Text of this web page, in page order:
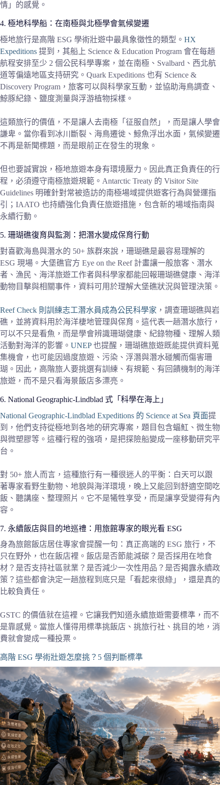
情」的感覺。
4. 極地科學船：在南極與北極學會氣候變遷
極地旅行是高階 ESG 學術壯遊中最具象徵性的類型。 HX
Expeditions 提到，其船上 Science & Education Program 會在每趟
航程安排至少 2 個公民科學專案，並在南極、Svalbard、西北航
道等偏遠地區支持研究。Quark Expeditions 也有 Science &
Discovery Program，旅客可以與科學家互動，並協助海鳥調查、
鯨豚紀錄、鹽度測量與浮游植物採樣。
這類旅行的價值，不是讓人去南極「征服自然」，而是讓人學會
謙卑。當你看到冰川斷裂、海鳥遷徙、鯨魚浮出水面，氣候變遷
不再是新聞標題，而是眼前正在發生的現象。
但也要誠實說，極地旅遊本身有環境壓力。因此真正負責任的行
程，必須遵守南極旅遊規範。Antarctic Treaty 的 Visitor Site
Guidelines 明確針對常被造訪的南極場域提供遊客行為與營運指
引；IAATO 也持續強化負責任旅遊措施，包含新的場域指南與
永續行動。
5. 珊瑚礁復育與監測：把潛水變成保育行動
對喜歡海島與潛水的 50+ 族群來說，珊瑚礁是最容易理解的
ESG 現場。大堡礁官方 Eye on the Reef 計畫讓一般旅客、潛水
者、漁民、海洋旅遊工作者與科學家都能回報珊瑚礁健康、海洋
動物目擊與相關事件，資料可用於理解大堡礁狀況與管理決策。
Reef Check 則訓練志工潛水員成為公民科學家 ，調查珊瑚礁與岩
礁，並將資料用於海洋棲地管理與保育。這代表一趟潛水旅行，
可以不只是看魚，而是學會辨識珊瑚健康、紀錄物種、理解人類
活動對海洋的影響。 UNEP也提醒，珊瑚礁旅遊既能提供資料蒐
集機會，也可能因過度旅遊、污染、浮潛與潛水碰觸而傷害珊
瑚。因此，高階旅人要挑選有訓練、有規範、有回饋機制的海洋
旅遊，而不是只看海景飯店多漂亮。
6. National Geographic-Lindblad 式「科學在海上」
National Geographic-Lindblad Expeditions 的 Science at Sea 頁面提
到，他們支持從極地到各地的研究專案，題目包含蝠魟、微生物
與微塑膠等。這種行程的強項，是把探險船變成一座移動研究平
台。
對 50+ 旅人而言，這種旅行有一種很迷人的平衡：白天可以跟
著專家看野生動物、地貌與海洋環境，晚上又能回到舒適空間吃
飯、聽講座、整理照片。它不是犧牲享受，而是讓享受變得有內
容。
7. 永續飯店與目的地巡禮：用旅館專家的眼光看 ESG
身為旅館飯店居住專家會提醒一句：真正高端的 ESG 旅行，不
只在野外，也在飯店裡。飯店是否節能減碳？是否採用在地食
材？是否支持社區就業？是否減少一次性用品？是否揭露永續政
策？這些都會決定一趟旅程到底只是「看起來很綠」，還是真的
比較負責任。
GSTC 的價值就在這裡。它讓我們知道永續旅遊需要標準，而不
是靠感覺。當旅人懂得用標準挑飯店、挑旅行社、挑目的地，消
費就會變成一種投票。
高階 ESG 學術壯遊怎麼挑？5 個判斷標準